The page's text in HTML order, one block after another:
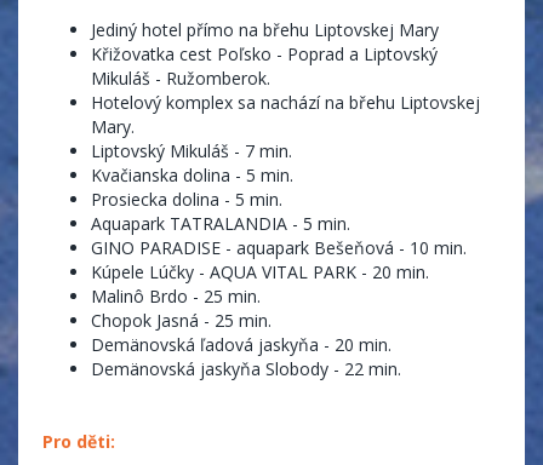
Jediný hotel přímo na břehu Liptovskej Mary
Křižovatka cest Poľsko - Poprad a Liptovský
Mikuláš - Ružomberok.
Hotelový komplex sa nachází na břehu Liptovskej
Mary.
Liptovský Mikuláš - 7 min.
Kvačianska dolina - 5 min.
Prosiecka dolina - 5 min.
Aquapark TATRALANDIA - 5 min.
GINO PARADISE - aquapark Bešeňová - 10 min.
Kúpele Lúčky - AQUA VITAL PARK - 20 min.
Malinô Brdo - 25 min.
Chopok Jasná - 25 min.
Demänovská ľadová jaskyňa - 20 min.
Demänovská jaskyňa Slobody - 22 min.
Pro děti: